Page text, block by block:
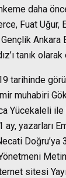
daha
Fuat Uğur,
Ankara
tanık
tarihinde
muhabiri
Yücekaleli
ay, yazarları
Doğru’ya
sitesi